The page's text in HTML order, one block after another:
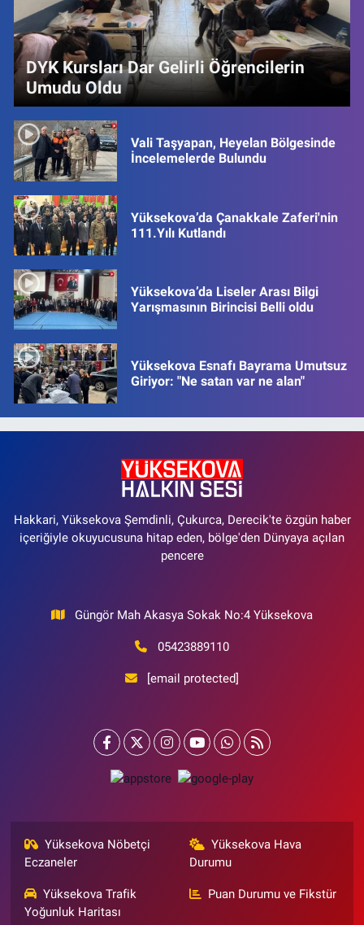
DYK Kursları Dar Gelirli Öğrencilerin
Umudu Oldu
Vali Taşyapan, Heyelan Bölgesinde
İncelemelerde Bulundu
Yüksekova’da Çanakkale Zaferi'nin
111.Yılı Kutlandı
Yüksekova’da Liseler Arası Bilgi
Yarışmasının Birincisi Belli oldu
Yüksekova Esnafı Bayrama Umutsuz
Giriyor: "Ne satan var ne alan"
Hakkari, Yüksekova Şemdinli, Çukurca, Derecik'te özgün haber
içeriğiyle okuyucusuna hitap eden, bölge'den Dünyaya açılan
pencere
Güngör Mah Akasya Sokak No:4 Yüksekova
05423889110
[email protected]
Yüksekova Nöbetçi
Eczaneler
Yüksekova Hava
Durumu
Yüksekova Trafik
Yoğunluk Haritası
Puan Durumu ve Fikstür